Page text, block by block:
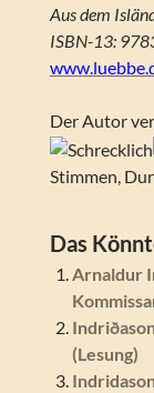
Aus dem
ISBN-13:
Der Autor
Stimmen,
Das
Arnaldur
(Lesung)